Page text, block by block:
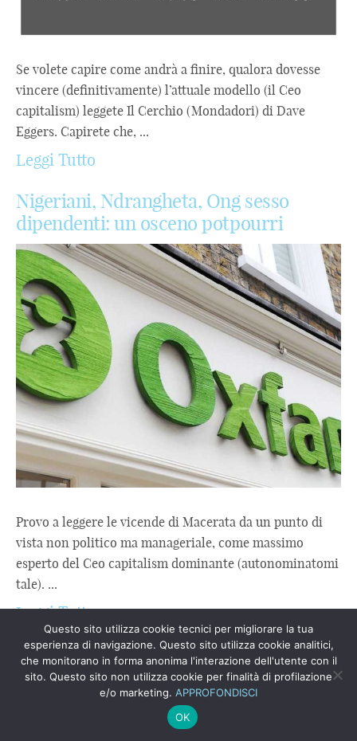
Se volete capire come andrà a finire, qualora dovesse
vincere (definitivamente) l’attuale modello (il Ceo
capitalism) leggete Il Cerchio (Mondadori) di Dave
Eggers. Capirete che, ...
Leggi Tutto
Nigeriani, Ndrangheta, Ong sesso
dipendenti: un osceno potpourri
Provo a leggere le vicende di Macerata da un punto di
vista non politico ma manageriale, come massimo
esperto del Ceo capitalism dominante (autonominatomi
tale). ...
Leggi Tutto
QUANDO IL SANGUE E L’INCHIOSTRO
SI INCONTRANO E PRODUCONO UN
MONDO ROSSO-NERO
E’ un periodo in cui passo le giornate a leggere, a
Questo sito utilizza cookie tecnici per migliorare la tua
esperienza di navigazione. Questo sito utilizza cookie analitici,
che monitorano in forma anonima l'interazione dell'utente con il
sito. Questo sito non utilizza cookie per finalità di profilazione
e/o marketing. APPROFONDISCI
OK